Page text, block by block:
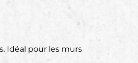
Idéal pour les murs